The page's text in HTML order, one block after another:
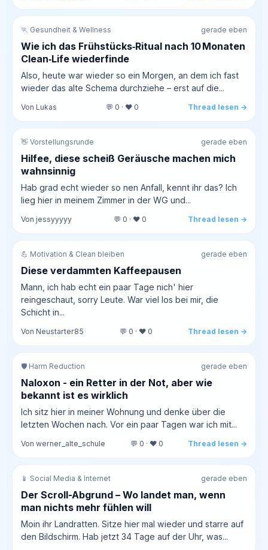
🏃 Gesundheit & Wellness gerade eben
Wie ich das Frühstücks‑Ritual nach 10 Monaten
Clean‑Life wiederfinde
Also, heute war wieder so ein Morgen, an dem ich fast
wieder das alte Schema durchziehe – erst auf die...
Von Lukas 💬 0 · ❤️ 0 Thread lesen →
👋 Vorstellungsrunde gerade eben
Hilfee, diese scheiß Geräusche machen mich
wahnsinnig
Hab grad echt wieder so nen Anfall, kennt ihr das? Ich
lieg hier in meinem Zimmer in der WG und...
Von jessyyyyy 💬 0 · ❤️ 0 Thread lesen →
💪 Motivation & Clean bleiben gerade eben
Diese verdammten Kaffeepausen
Mann, ich hab echt ein paar Tage nich' hier
reingeschaut, sorry Leute. War viel los bei mir, die
Schicht in...
Von Neustarter85 💬 0 · ❤️ 0 Thread lesen →
🛡️ Harm Reduction gerade eben
Naloxon - ein Retter in der Not, aber wie
bekannt ist es wirklich
Ich sitz hier in meiner Wohnung und denke über die
letzten Wochen nach. Vor ein paar Tagen war ich mit...
Von werner_alte_schule 💬 0 · ❤️ 0 Thread lesen →
📱 Social Media & Internet gerade eben
Der Scroll-Abgrund – Wo landet man, wenn
man nichts mehr fühlen will
Moin ihr Landratten. Sitze hier mal wieder und starre auf
den Bildschirm. Hab jetzt 34 Tage auf der Uhr, was...